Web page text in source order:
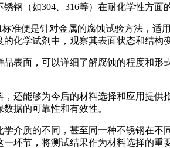
（如304、316等）在耐化学性方面
便是针对金属的腐蚀试验方法，适
化学试剂中，观察其表面状态和结构变
表面，可以详细了解腐蚀的程度和形
还能够为今后的材料选择和应用提供
据的可靠性和有效性。
介质的不同，甚至同一种不锈钢在不
环节，将测试结果作为材料选择的重